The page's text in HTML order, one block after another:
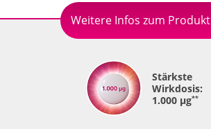
Weitere Infos zum Produkt
Stärkste
Wirkdosis:
1.000 µg**